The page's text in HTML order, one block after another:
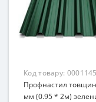
Код товару:
Профнастил
мм (0.95 * 2м)